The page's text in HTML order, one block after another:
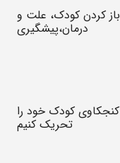
کردن کودک، علت و
درمان،پیشگیری
کودک خود را
تحریک کنیم